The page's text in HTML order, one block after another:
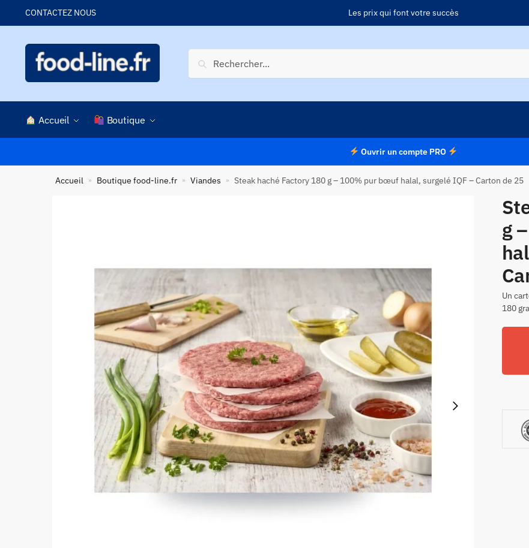
CONTACTEZ NOUS Les prix qui font votre succès
pour :
Recherche
Accueil Boutique
Ouvrir un compte PRO
Accueil » Boutique food-line.fr » Viandes » Steak haché Factory 180 g – 100% pur bœuf halal, surgelé IQF – Carton de 25
g
Un
180